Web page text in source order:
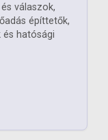
válaszok,
építtetők,
és hatósági